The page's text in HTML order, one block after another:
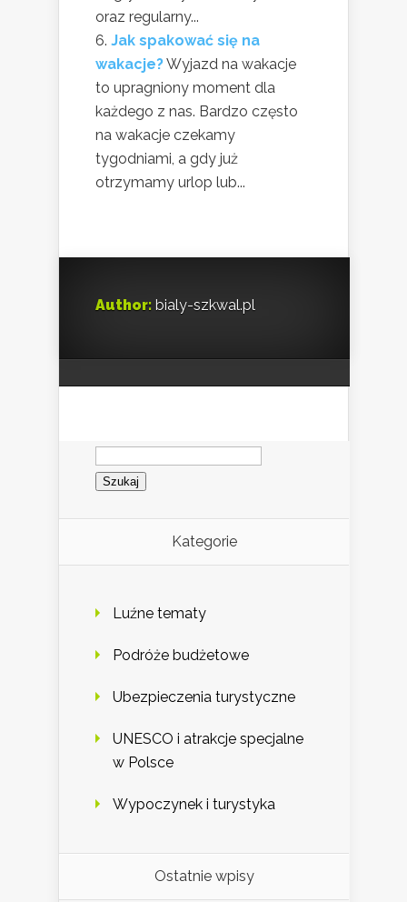
oraz regularny...
Jak spakować się na
wakacje?Wyjazd na wakacje
to upragniony moment dla
każdego z nas. Bardzo często
na wakacje czekamy
tygodniami, a gdy już
otrzymamy urlop lub...
Author: bialy-szkwal.pl
Szukaj:
Kategorie
Luźne tematy
Podróże budżetowe
Ubezpieczenia turystyczne
UNESCO i atrakcje specjalne
w Polsce
Wypoczynek i turystyka
Ostatnie wpisy